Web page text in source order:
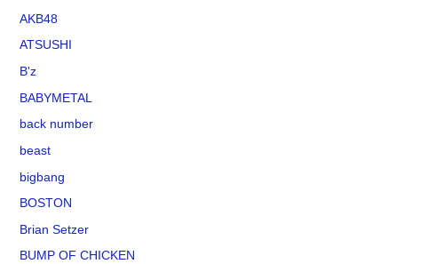
AKB48
ATSUSHI
B'z
BABYMETAL
back number
beast
bigbang
BOSTON
Brian Setzer
BUMP OF CHICKEN